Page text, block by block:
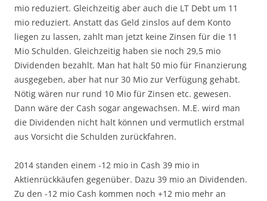
mio reduziert. Gleichzeitig aber auch die LT Debt um 11
mio reduziert. Anstatt das Geld zinslos auf dem Konto
liegen zu lassen, zahlt man jetzt keine Zinsen für die 11
Mio Schulden. Gleichzeitig haben sie noch 29,5 mio
Dividenden bezahlt. Man hat halt 50 mio für Finanzierung
ausgegeben, aber hat nur 30 Mio zur Verfügung gehabt.
Nötig wären nur rund 10 Mio für Zinsen etc. gewesen.
Dann wäre der Cash sogar angewachsen. M.E. wird man
die Dividenden nicht halt können und vermutlich erstmal
aus Vorsicht die Schulden zurückfahren.
2014 standen einem -12 mio in Cash 39 mio in
Aktienrückkäufen gegenüber. Dazu 39 mio an Dividenden.
Zu den -12 mio Cash kommen noch +12 mio mehr an